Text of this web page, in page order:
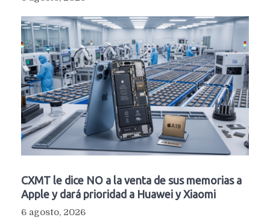
CXMT le dice NO a la venta de sus memorias a
Apple y dará prioridad a Huawei y Xiaomi
6 agosto, 2026